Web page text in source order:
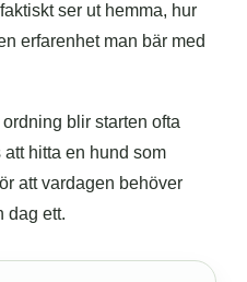
ser ut hemma, hur
erfarenhet man bär med
blir starten ofta
hitta en hund som
att vardagen behöver
dag ett.